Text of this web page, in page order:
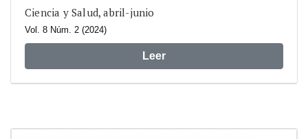
Ciencia y Salud, abril-junio
Vol. 8 Núm. 2 (2024)
Leer